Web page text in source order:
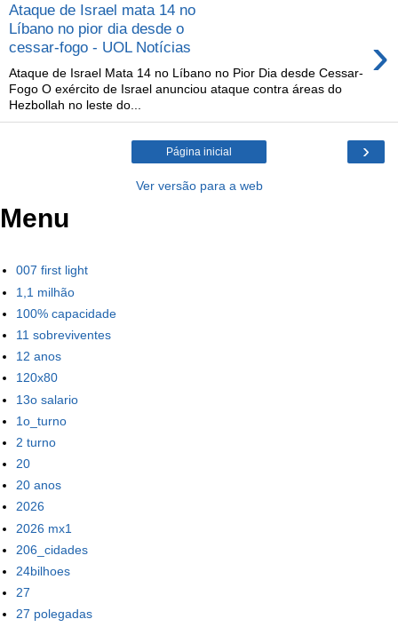
Ataque de Israel mata 14 no
Líbano no pior dia desde o
cessar-fogo - UOL Notícias
›
Ataque de Israel Mata 14 no Líbano no Pior Dia desde Cessar-
Fogo O exército de Israel anunciou ataque contra áreas do
Hezbollah no leste do...
›
Página inicial
Ver versão para a web
Menu
007 first light
1,1 milhão
100% capacidade
11 sobreviventes
12 anos
120x80
13o salario
1o_turno
2 turno
20
20 anos
2026
2026 mx1
206_cidades
24bilhoes
27
27 polegadas